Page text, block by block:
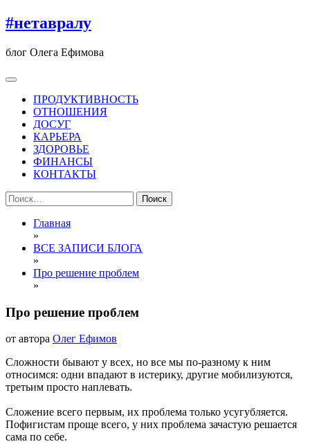
Перейти
к
#нетавралу
блог Олега Ефимова
ПРОДУКТИВНОСТЬ
ОТНОШЕНИЯ
ДОСУГ
КАРЬЕРА
ЗДОРОВЬЕ
ФИНАНСЫ
КОНТАКТЫ
Найти:
Главная
»
ВСЕ ЗАПИСИ БЛОГА
»
Про решение проблем
»
ВСЕ
ЗАПИСИ
БЛОГА&
ОТНОШЕНИЯ
nbsp;ПРОДУКТИВНОСТЬ
Про решение проблем
04.09.2022
от автора Олег Ефимов
Сложности бывают у всех, но все мы по-разному к ним
относимся: одни впадают в истерику, другие мобилизуются,
третьим просто наплевать.
Сложение всего первым, их проблема только усугубляется.
Пофигистам проще всего, у них проблема зачастую решается
сама по себе.